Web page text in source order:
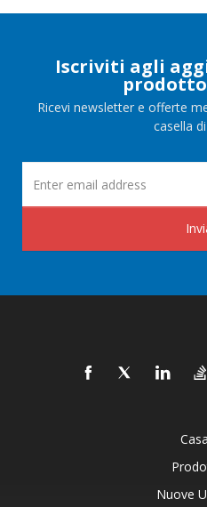
Iscriviti agli
prodotto
Ricevi newsletter e offerte
casella
Casa
Nuove